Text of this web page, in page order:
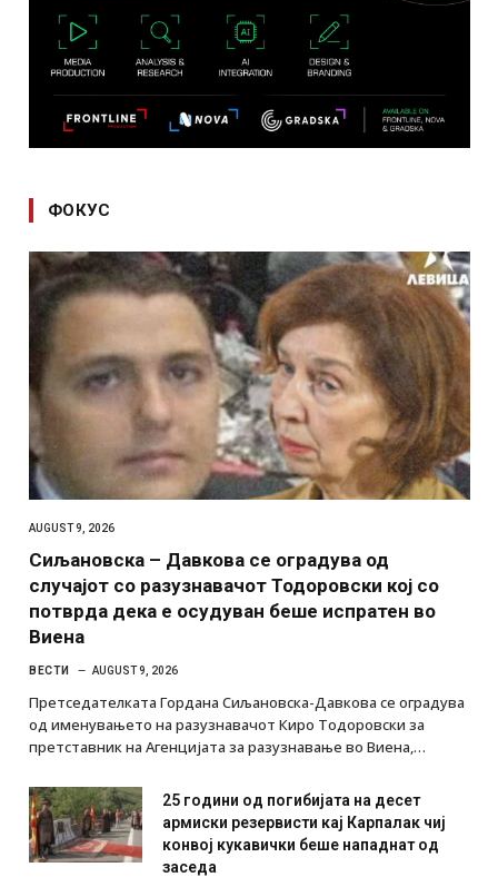
ФОКУС
AUGUST 9, 2026
Сиљановска – Давкова се оградува од
случајот со разузнавачот Тодоровски кој со
потврда дека е осудуван беше испратен во
Виена
ВЕСТИ AUGUST 9, 2026
Претседателката Гордана Сиљановска-Давкова се оградува
од именувањето на разузнавачот Киро Тодоровски за
претставник на Агенцијата за разузнавање во Виена,…
25 години од погибијата на десет
армиски резервисти кај Карпалак чиј
конвој кукавички беше нападнат од
заседа